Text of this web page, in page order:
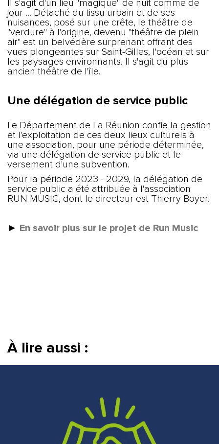
Il s'agit d'un lieu "magique" de nuit comme de
jour ... Détaché du tissu urbain et de ses
nuisances, posé sur une crête, le théâtre de
"verdure" à l'origine, devenu "théâtre de plein
air" est un belvédère surprenant offrant des
vues plongeantes sur Saint-Gilles, l'océan et sur
les paysages environnants. Il s'agit du plus
ancien théâtre de l'île.
Une délégation de service public
Le Département de La Réunion confie la gestion
et l'exploitation de ces deux lieux culturels à
une association, pour une période déterminée,
via une délégation de service public et le
versement d'une subvention.
Pour la période 2023 - 2029, la délégation de
service public a été attribuée à l'association
RUN MUSIC, dont le directeur est Thierry Boyer.
► En savoir plus sur le projet de Run Music
À lire aussi :